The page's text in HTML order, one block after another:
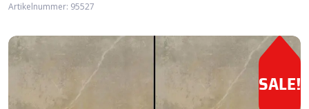
Artikelnummer: 95527
SALE!